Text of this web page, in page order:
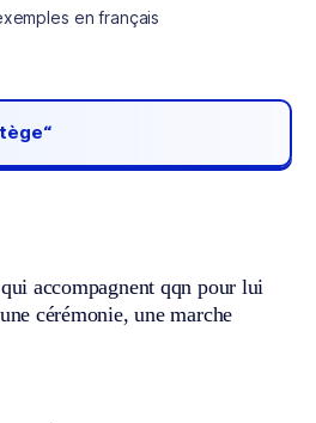
en français
accompagnent qqn pour lui
cérémonie, une marche